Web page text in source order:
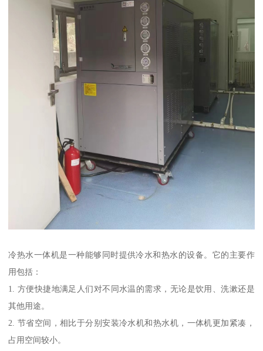
冷热水一体机是一种能够同时提供冷水和热水的设备。它的主要作
用包括：
1. 方便快捷地满足人们对不同水温的需求，无论是饮用、洗漱还是
其他用途。
2. 节省空间，相比于分别安装冷水机和热水机，一体机更加紧凑，
占用空间较小。